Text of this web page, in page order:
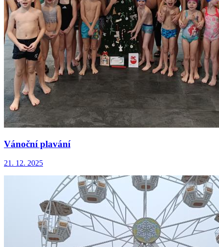
Vánoční plavání
21. 12. 2025